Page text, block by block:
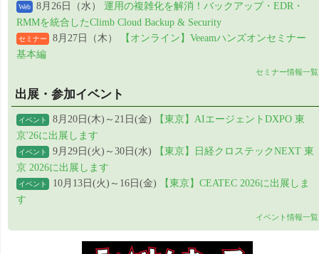
Web 8月26日（水） 運用の複雑化を解消！バックアップ・EDR・
RMMを統合したClimb Cloud Backup & Security
セミナー 8月27日（木）
【オンライン】Veeamハンズオンセミナー
基本編
セミナー情報一覧
出展・参加イベント
イベント 8月20日(木)～21日(金)
【東京】AIエージェントDXPO 東
京'26に出展します
イベント 9月29日(火)～30日(水)
【東京】日経クロステックNEXT 東
京 2026に出展します
イベント 10月13日(火)～16日(金)
【東京】CEATEC 2026に出展しま
す
イベント情報一覧